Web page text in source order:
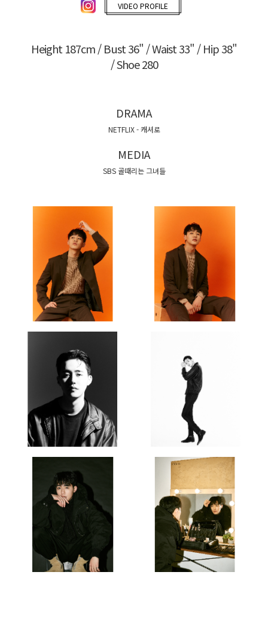
VIDEO PROFILE
Height 187cm / Bust 36" / Waist 33" / Hip 38"
/ Shoe 280
DRAMA
NETFLIX - 캐셔로
MEDIA
SBS 골때리는 그녀들